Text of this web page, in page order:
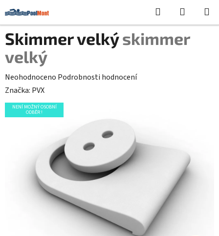
na
obsah
Hledat
KOŠÍK
Skimmer velkýskimmer
velký
Průměrné
hodnocení
produktu
je
hvězdiček.
Neohodnoceno Podrobnosti hodnocení
Značka: PVX
NENÍ MOŽNÝ OSOBNÍ
ODBĚR !